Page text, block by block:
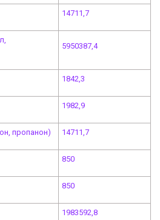
14711,7
5950387,4
1842,3
1982,9
пропанон) 14711,7
850
850
1983592,8